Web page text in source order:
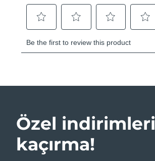
Özel indirimleri
kaçırma!